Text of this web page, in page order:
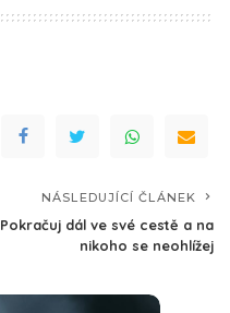
NÁSLEDUJÍCÍ ČLÁNEK
Pokračuj dál ve své cestě a na
nikoho se neohlížej